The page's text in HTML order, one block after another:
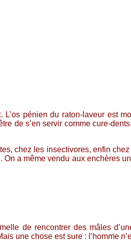
pénien du raton-laveur est
de s’en servir comme cure-
chez les insectivores, enfin
a même vendu aux enchères
de rencontrer des mâles
une chose est sure : l’homme